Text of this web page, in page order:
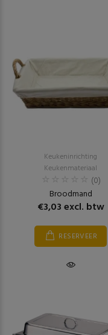
Keukeninrichting
Keukenmateriaal
(0)
Broodmand
€3,03 excl. btw
RESERVEER